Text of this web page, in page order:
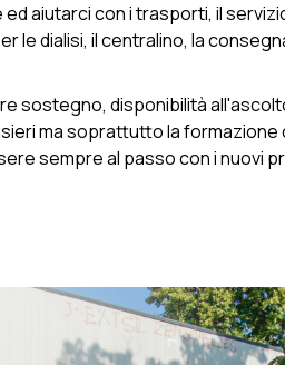
aiutarci con i trasporti, il
le dialisi, il centralino, la
sostegno, disponibilità
ma soprattutto la formazione
sempre al passo con i nuovi